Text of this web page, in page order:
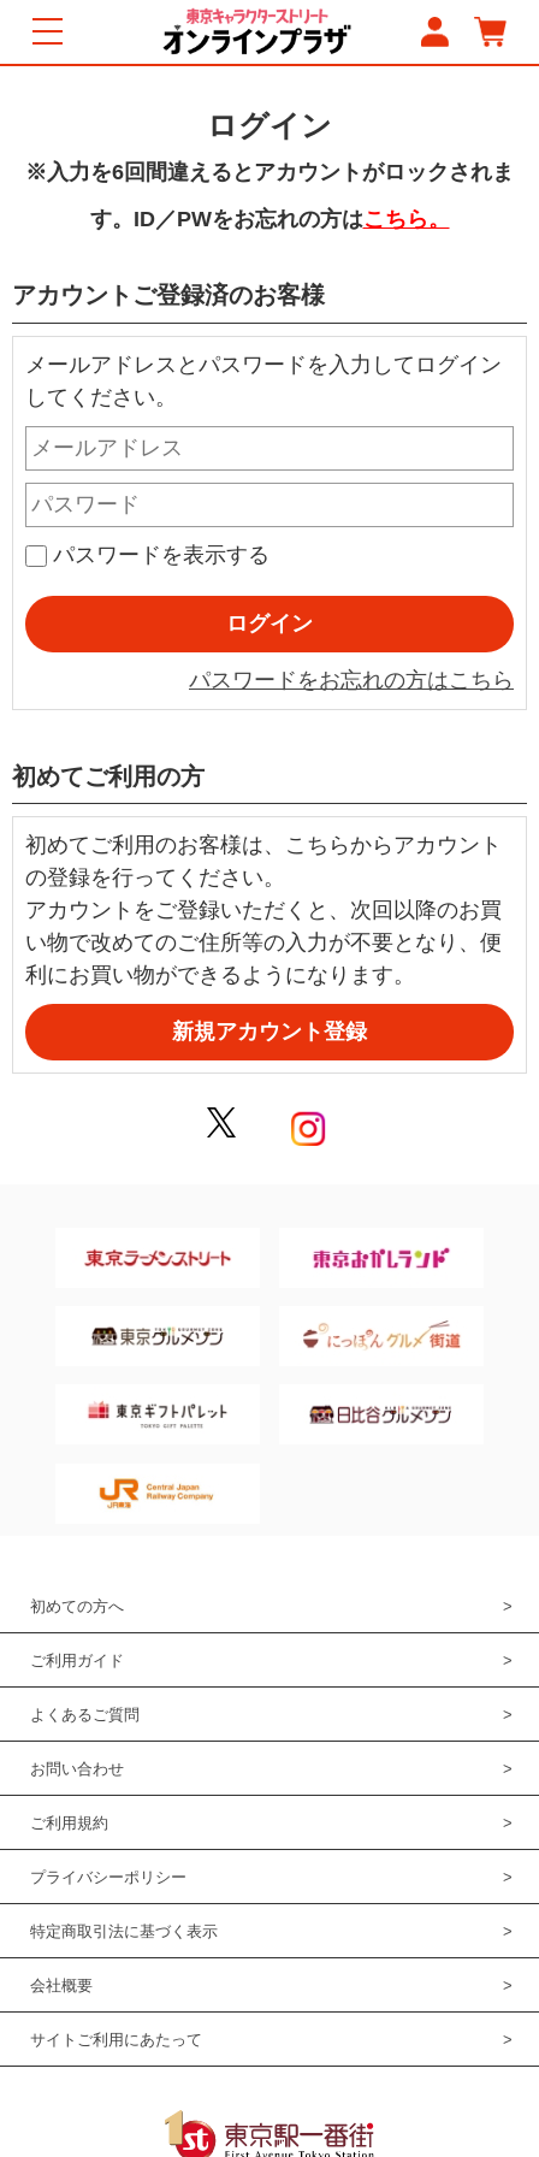
ログイン
※入力を6回間違えるとアカウントがロックされま
す。ID／PWをお忘れの方はこちら。
アカウントご登録済のお客様
メールアドレスとパスワードを入力してログイン
してください。
パスワードを表示する
パスワードをお忘れの方はこちら
初めてご利用の方
初めてご利用のお客様は、こちらからアカウント
の登録を行ってください。
アカウントをご登録いただくと、次回以降のお買
い物で改めてのご住所等の入力が不要となり、便
利にお買い物ができるようになります。
初めての方へ
ご利用ガイド
よくあるご質問
お問い合わせ
ご利用規約
プライバシーポリシー
特定商取引法に基づく表示
会社概要
サイトご利用にあたって